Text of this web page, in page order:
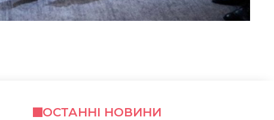
ОСТАННІ НОВИНИ